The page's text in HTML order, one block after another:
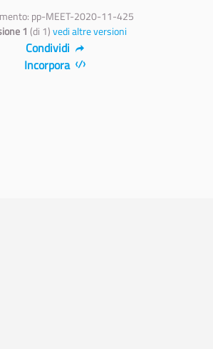
pp-MEET-2020-11-425
1 (di 1)vedi altre versioni
Condividi
Incorpora